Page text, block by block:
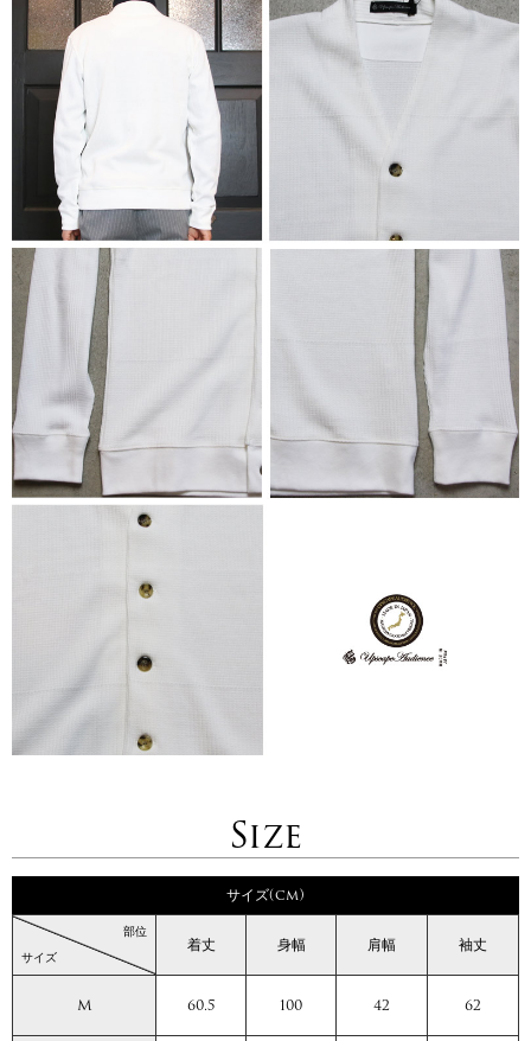
Size
サイズ(cm)
サイズ
部位
着丈 身幅 肩幅 袖丈
M 60.5 100 42 62